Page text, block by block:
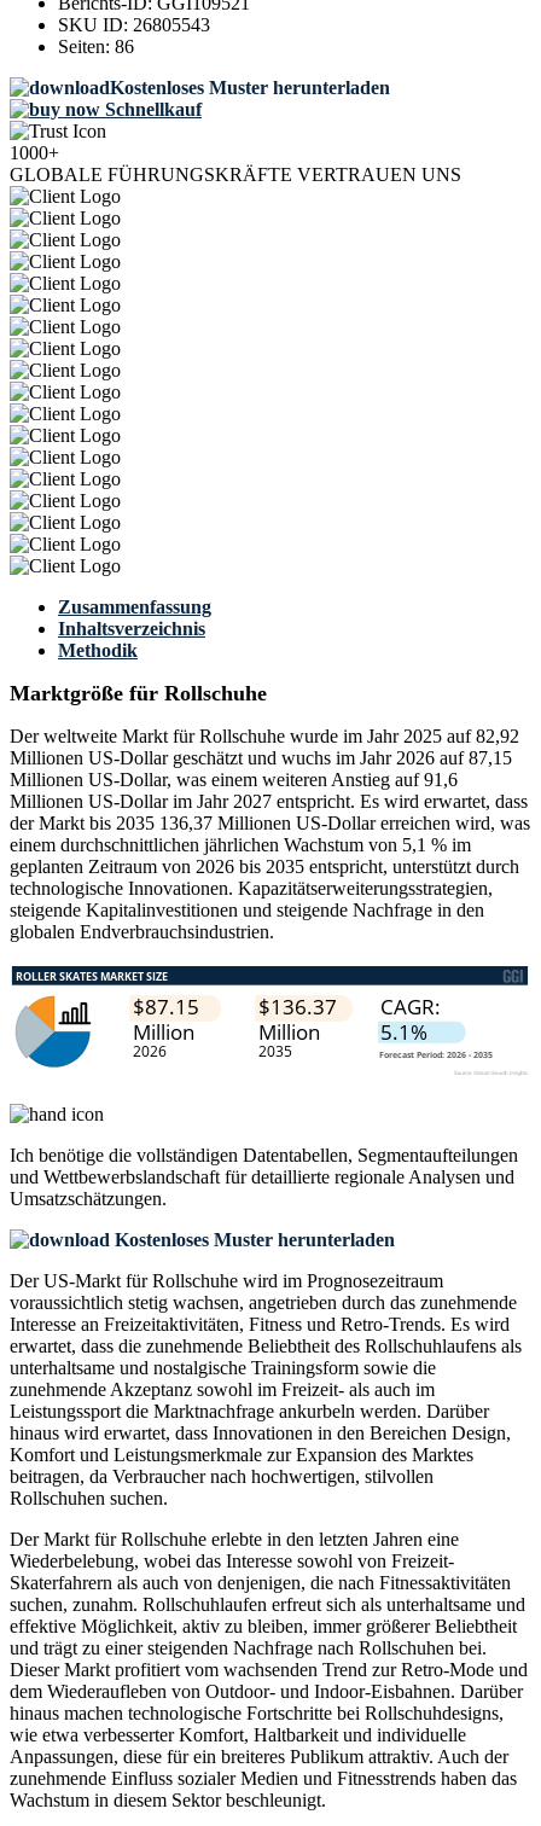
SKU ID: 26805543
Seiten: 86
Kostenloses Muster herunterladen
Schnellkauf
1000+
GLOBALE FÜHRUNGSKRÄFTE VERTRAUEN UNS
Zusammenfassung
Inhaltsverzeichnis
Methodik
Marktgröße für Rollschuhe
Der weltweite Markt für Rollschuhe wurde im Jahr 2025 auf 82,92
Millionen US-Dollar geschätzt und wuchs im Jahr 2026 auf 87,15
Millionen US-Dollar, was einem weiteren Anstieg auf 91,6
Millionen US-Dollar im Jahr 2027 entspricht. Es wird erwartet, dass
der Markt bis 2035 136,37 Millionen US-Dollar erreichen wird, was
einem durchschnittlichen jährlichen Wachstum von 5,1 % im
geplanten Zeitraum von 2026 bis 2035 entspricht, unterstützt durch
technologische Innovationen. Kapazitätserweiterungsstrategien,
steigende Kapitalinvestitionen und steigende Nachfrage in den
globalen Endverbrauchsindustrien.
Ich benötige die vollständigen Datentabellen, Segmentaufteilungen
und Wettbewerbslandschaft für detaillierte regionale Analysen und
Umsatzschätzungen.
Kostenloses Muster herunterladen
Der US-Markt für Rollschuhe wird im Prognosezeitraum
voraussichtlich stetig wachsen, angetrieben durch das zunehmende
Interesse an Freizeitaktivitäten, Fitness und Retro-Trends. Es wird
erwartet, dass die zunehmende Beliebtheit des Rollschuhlaufens als
unterhaltsame und nostalgische Trainingsform sowie die
zunehmende Akzeptanz sowohl im Freizeit- als auch im
Leistungssport die Marktnachfrage ankurbeln werden. Darüber
hinaus wird erwartet, dass Innovationen in den Bereichen Design,
Komfort und Leistungsmerkmale zur Expansion des Marktes
beitragen, da Verbraucher nach hochwertigen, stilvollen
Rollschuhen suchen.
Der Markt für Rollschuhe erlebte in den letzten Jahren eine
Wiederbelebung, wobei das Interesse sowohl von Freizeit-
Skaterfahrern als auch von denjenigen, die nach Fitnessaktivitäten
suchen, zunahm. Rollschuhlaufen erfreut sich als unterhaltsame und
effektive Möglichkeit, aktiv zu bleiben, immer größerer Beliebtheit
und trägt zu einer steigenden Nachfrage nach Rollschuhen bei.
Dieser Markt profitiert vom wachsenden Trend zur Retro-Mode und
dem Wiederaufleben von Outdoor- und Indoor-Eisbahnen. Darüber
hinaus machen technologische Fortschritte bei Rollschuhdesigns,
wie etwa verbesserter Komfort, Haltbarkeit und individuelle
Anpassungen, diese für ein breiteres Publikum attraktiv. Auch der
zunehmende Einfluss sozialer Medien und Fitnesstrends haben das
Wachstum in diesem Sektor beschleunigt.